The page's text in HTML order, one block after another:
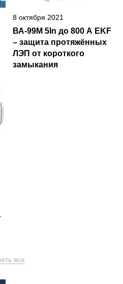
8 октября 2021
ВА-99М 5In до 800 А EKF
– защита протяжённых
ЛЭП от короткого
замыкания
все